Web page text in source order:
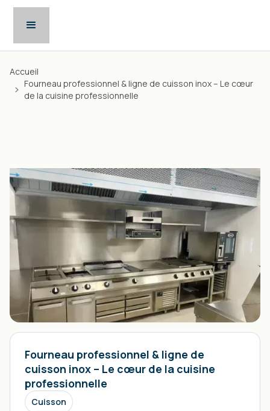
Accueil
Fourneau professionnel & ligne de cuisson inox – Le cœur
de la cuisine professionnelle
Fourneau professionnel & ligne de
cuisson inox – Le cœur de la cuisine
professionnelle
Cuisson